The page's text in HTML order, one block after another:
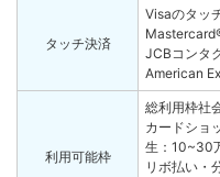
タッチ決済
Visaのタッ
JCBコンタ
American
利用可能枠
総利用枠社
カードショ
生：10~30
リボ払い・